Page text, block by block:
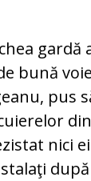
gardă
bună
pus
nici